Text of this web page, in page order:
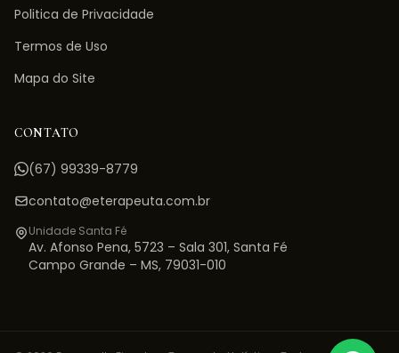
Politica de Privacidade
Termos de Uso
Mapa do Site
CONTATO
(67) 99339-8779
contato@eterapeuta.com.br
Unidade Santa Fé
Av. Afonso Pena, 5723 – Sala 301, Santa Fé
Campo Grande – MS, 79031-010